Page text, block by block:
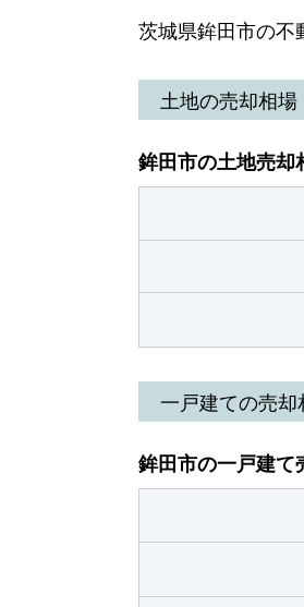
茨城県鉾田市の不
土地の売却相場
鉾田市の土地売却
一戸建ての売却
鉾田市の一戸建て